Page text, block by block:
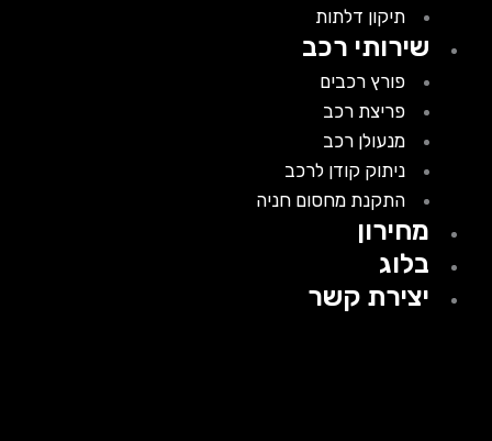
תיקון דלתות
שירותי רכב
פורץ רכבים
פריצת רכב
מנעולן רכב
ניתוק קודן לרכב
התקנת מחסום חניה
מחירון
בלוג
יצירת קשר